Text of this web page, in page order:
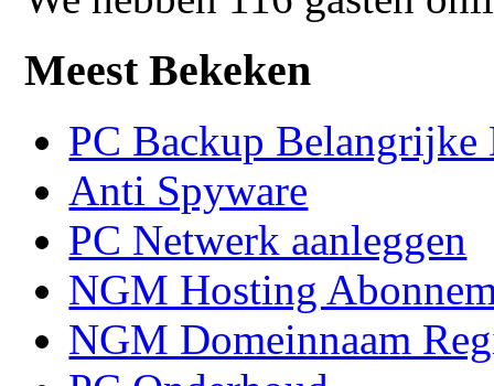
Meest Bekeken
PC Backup Belangrijke
Anti Spyware
PC Netwerk aanleggen
NGM Hosting
NGM Domeinnaam